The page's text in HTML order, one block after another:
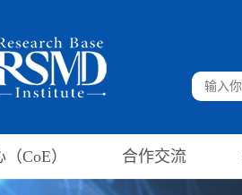
CoE） 合作交流